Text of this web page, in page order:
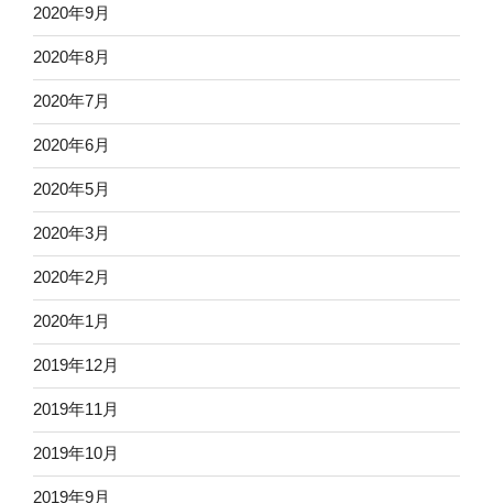
2020年9月
2020年8月
2020年7月
2020年6月
2020年5月
2020年3月
2020年2月
2020年1月
2019年12月
2019年11月
2019年10月
2019年9月